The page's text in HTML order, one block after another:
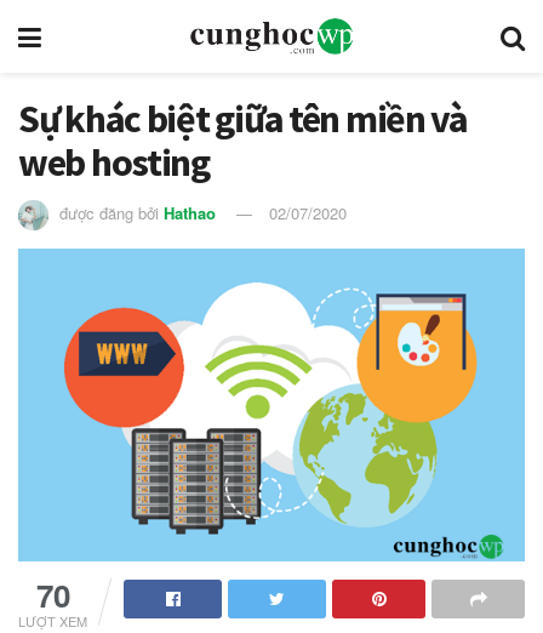
Sự khác biệt giữa tên miền và
web hosting
được đăng bởi Hathao 02/07/2020
70
LƯỢT XEM